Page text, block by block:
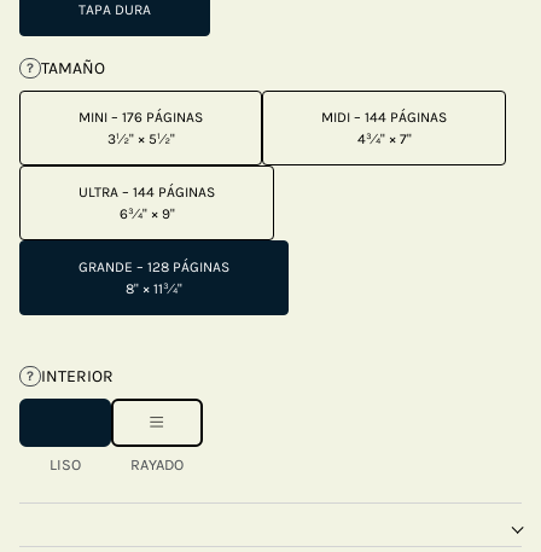
TAPA DURA
? TAMAÑO
MINI – 176 PÁGINAS
3½" × 5½"
MIDI – 144 PÁGINAS
4¾" × 7"
ULTRA – 144 PÁGINAS
6¾" × 9"
GRANDE – 128 PÁGINAS
8" × 11¾"
? INTERIOR
LISO RAYADO